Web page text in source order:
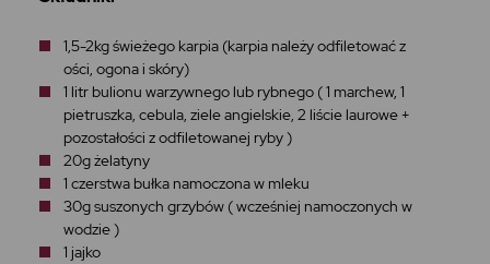
1,5-2kg świeżego karpia (karpia należy odfiletować z
ości, ogona i skóry)
1 litr bulionu warzywnego lub rybnego ( 1 marchew, 1
pietruszka, cebula, ziele angielskie, 2 liście laurowe +
pozostałości z odfiletowanej ryby )
20g żelatyny
1 czerstwa bułka namoczona w mleku
30g suszonych grzybów ( wcześniej namoczonych w
wodzie )
1 jajko